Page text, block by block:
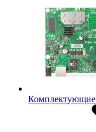
Комплектующие